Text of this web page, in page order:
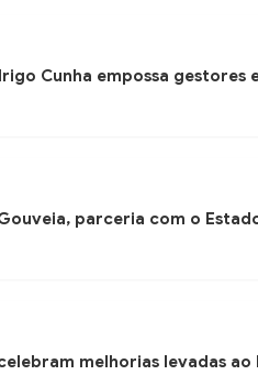
Cunha empossa gestores
parceria com o
melhorias levadas